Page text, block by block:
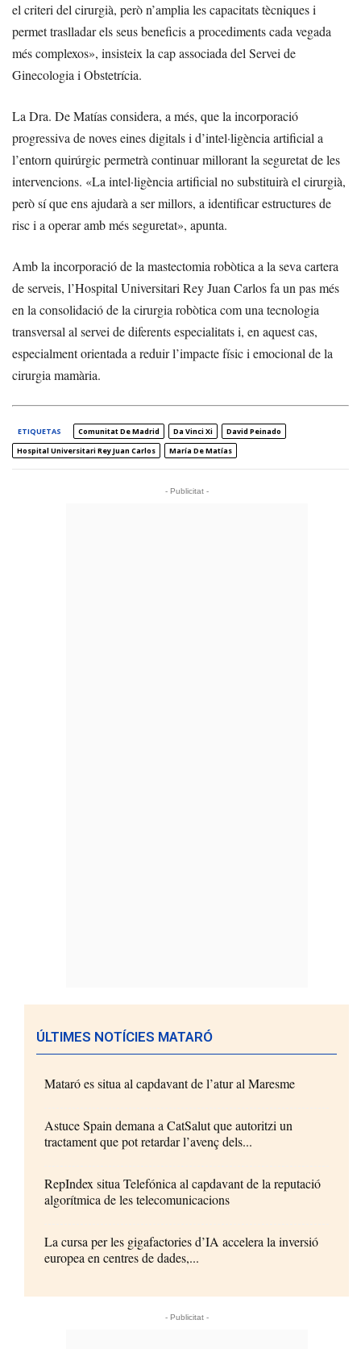
el criteri del cirurgià, però n’amplia les capacitats tècniques i
permet traslladar els seus beneficis a procediments cada vegada
més complexos», insisteix la cap associada del Servei de
Ginecologia i Obstetrícia.
La Dra. De Matías considera, a més, que la incorporació
progressiva de noves eines digitals i d’intel·ligència artificial a
l’entorn quirúrgic permetrà continuar millorant la seguretat de les
intervencions. «La intel·ligència artificial no substituirà el cirurgià,
però sí que ens ajudarà a ser millors, a identificar estructures de
risc i a operar amb més seguretat», apunta.
Amb la incorporació de la mastectomia robòtica a la seva cartera
de serveis, l’Hospital Universitari Rey Juan Carlos fa un pas més
en la consolidació de la cirurgia robòtica com una tecnologia
transversal al servei de diferents especialitats i, en aquest cas,
especialment orientada a reduir l’impacte físic i emocional de la
cirurgia mamària.
ETIQUETAS Comunitat De Madrid Da Vinci Xi
David Peinado
Hospital Universitari Rey Juan Carlos
María De Matías
- Publicitat -
ÚLTIMES NOTÍCIES MATARÓ
Mataró es situa al capdavant de l’atur al Maresme
Astuce Spain demana a CatSalut que autoritzi un
tractament que pot retardar l’avenç dels...
RepIndex situa Telefónica al capdavant de la reputació
algorítmica de les telecomunicacions
La cursa per les gigafactories d’IA accelera la inversió
europea en centres de dades,...
- Publicitat -